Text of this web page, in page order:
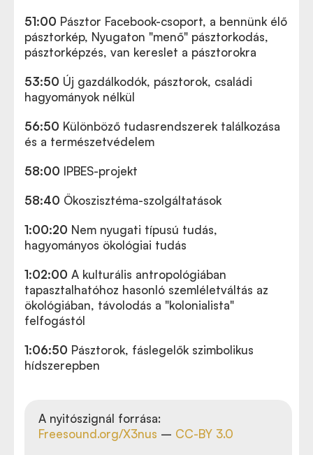
51:00 Pásztor Facebook-csoport, a bennünk élő
pásztorkép, Nyugaton "menő" pásztorkodás,
pásztorképzés, van kereslet a pásztorokra
53:50 Új gazdálkodók, pásztorok, családi
hagyományok nélkül
56:50 Különböző tudasrendszerek találkozása
és a természetvédelem
58:00 IPBES-projekt
58:40 Ökoszisztéma-szolgáltatások
1:00:20 Nem nyugati típusú tudás,
hagyományos ökológiai tudás
1:02:00 A kulturális antropológiában
tapasztalhatóhoz hasonló szemléletváltás az
ökológiában, távolodás a "kolonialista"
felfogástól
1:06:50 Pásztorok, fáslegelők szimbolikus
hídszerepben
A nyitószignál forrása:
Freesound.org/X3nus – CC-BY 3.0